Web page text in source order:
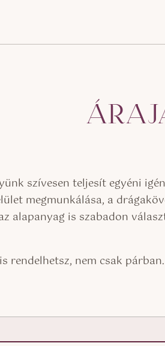
szívesen teljesít egyéni
megmunkálása, a
alapanyag is szabadon
rendelhetsz, nem csak párban.